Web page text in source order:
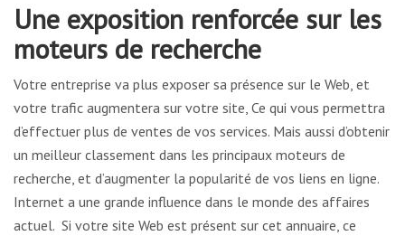
Une exposition renforcée sur les
moteurs de recherche
Votre entreprise va plus exposer sa présence sur le Web, et
votre trafic augmentera sur votre site, Ce qui vous permettra
d’effectuer plus de ventes de vos services. Mais aussi d’obtenir
un meilleur classement dans les principaux moteurs de
recherche, et d’augmenter la popularité de vos liens en ligne.
Internet a une grande influence dans le monde des affaires
actuel. Si votre site Web est présent sur cet annuaire, ce